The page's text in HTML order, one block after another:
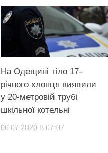
На Одещині тіло 17-
річного хлопця виявили
у 20-метровій трубі
шкільної котельні
06.07.2020 В 07:07